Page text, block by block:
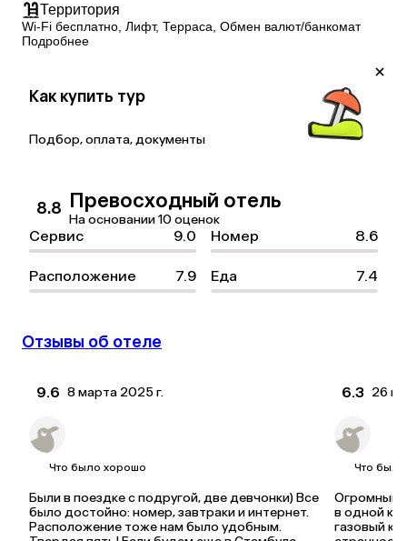
Территория
Wi-Fi бесплатно, Лифт, Терраса, Обмен валют/банкомат
Подробнее
Как купить тур
Подбор, оплата, документы
8.8 Превосходный отель
На основании 10 оценок
Сервис 9.0 Номер 8.6
Расположение 7.9 Еда 7.4
Отзывы об отеле
9.6 8 марта 2025 г.
Что было хорошо
Были в поездке с подругой, две девчонки) Все
было достойно: номер, завтраки и интернет.
Расположение тоже нам было удобным.
6.3 26
Что
Огромный
в одной
газовый